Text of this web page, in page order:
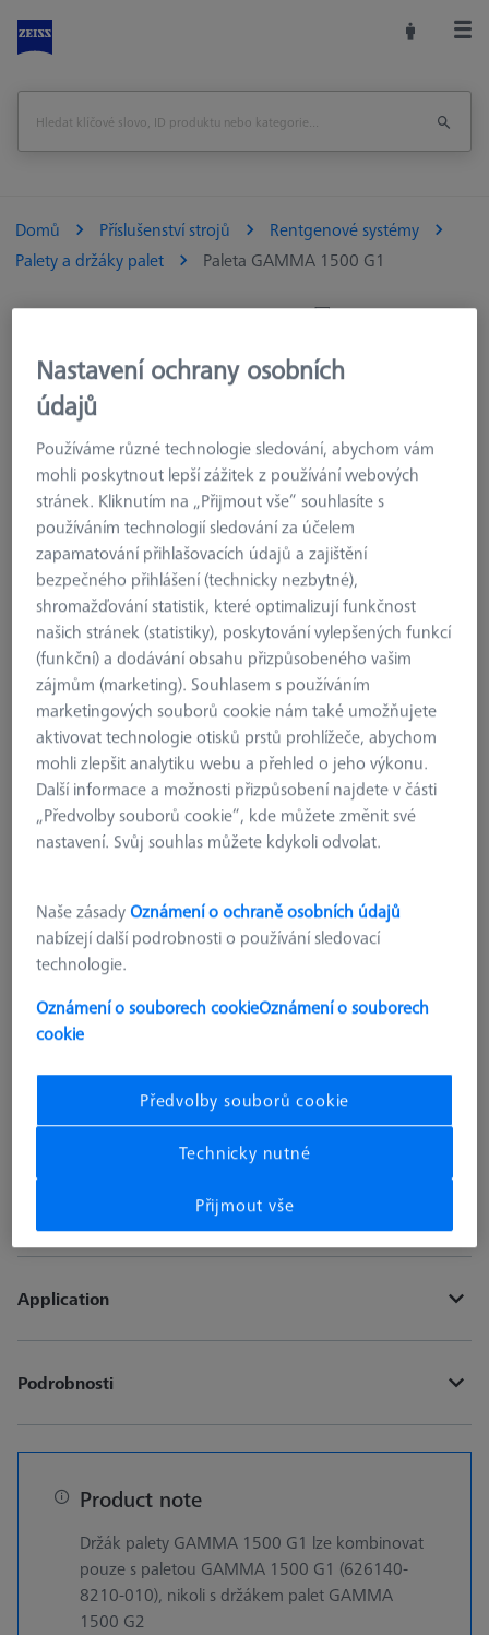
Domů Příslušenství strojů
Rentgenové systémy
Palety a držáky palet
Paleta GAMMA 1500 G1
Vytisknout stránku
PALETY A DRŽÁKY PALET
Paleta GAMMA 1500 G1
626140-8210-010
1.700,00 € bez DPH
Dostupné
Přidat do košíku
Získejte rychle oficiální nabídku ZEISS?
Application
Podrobnosti
Product note
Držák palety GAMMA 1500 G1 lze kombinovat
pouze s paletou GAMMA 1500 G1 (626140-
8210-010), nikoli s držákem palet GAMMA
1500 G2
Nastavení ochrany osobních
údajů
Používáme různé technologie sledování, abychom vám
mohli poskytnout lepší zážitek z používání webových
stránek. Kliknutím na „Přijmout vše“ souhlasíte s
používáním technologií sledování za účelem
zapamatování přihlašovacích údajů a zajištění
bezpečného přihlášení (technicky nezbytné),
shromažďování statistik, které optimalizují funkčnost
našich stránek (statistiky), poskytování vylepšených funkcí
(funkční) a dodávání obsahu přizpůsobeného vašim
zájmům (marketing). Souhlasem s používáním
marketingových souborů cookie nám také umožňujete
aktivovat technologie otisků prstů prohlížeče, abychom
mohli zlepšit analytiku webu a přehled o jeho výkonu.
Další informace a možnosti přizpůsobení najdete v části
„Předvolby souborů cookie“, kde můžete změnit své
nastavení. Svůj souhlas můžete kdykoli odvolat.
Naše zásadyOznámení o ochraně osobních údajů
nabízejí další podrobnosti o používání sledovací
technologie.
Oznámení o souborech cookieOznámení o souborech
cookie
Předvolby souborů cookie
Technicky nutné
Přijmout vše